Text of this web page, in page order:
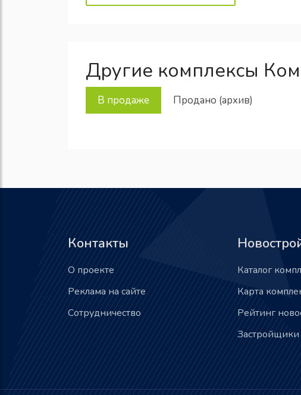
Другие комплексы
В продаже Продано (архив)
Контакты
О проекте
Реклама на сайте
Сотрудничество
Каталог
Карта
Рейтинг
Застройщики